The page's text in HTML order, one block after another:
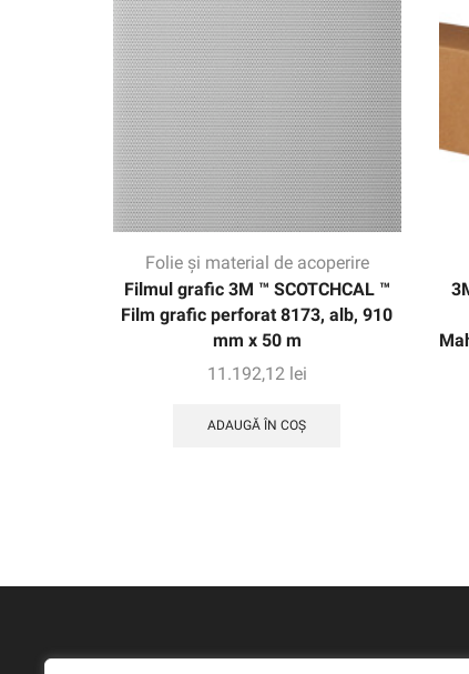
Folie și material de acoperire
Filmul grafic 3M ™ SCOTCHCAL ™
Film grafic perforat 8173, alb, 910
mm x 50 m
11.192,12 lei
ADAUGĂ ÎN COȘ